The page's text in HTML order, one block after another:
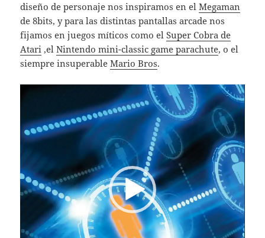
diseño de personaje nos inspiramos en elMegaman
de 8bits, y para las distintas pantallas arcade nos
fijamos en juegos míticos como elSuper Cobra de
Atari ,elNintendo mini-classic game parachute, o el
siempre insuperableMario Bros.
Reproductor
vídeo